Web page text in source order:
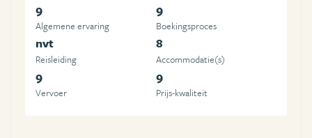
9
Algemene ervaring
9
Boekingsproces
nvt
Reisleiding
8
Accommodatie(s)
9
Vervoer
9
Prijs-kwaliteit